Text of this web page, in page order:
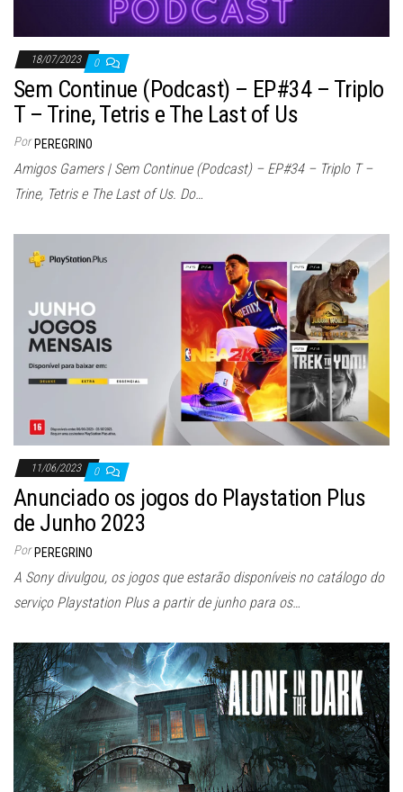
18/07/2023 0
Sem Continue (Podcast) – EP#34 – Triplo
T – Trine, Tetris e The Last of Us
Por PEREGRINO
Amigos Gamers | Sem Continue (Podcast) – EP#34 – Triplo T –
Trine, Tetris e The Last of Us. Do…
11/06/2023 0
Anunciado os jogos do Playstation Plus
de Junho 2023
Por PEREGRINO
A Sony divulgou, os jogos que estarão disponíveis no catálogo do
serviço Playstation Plus a partir de junho para os…